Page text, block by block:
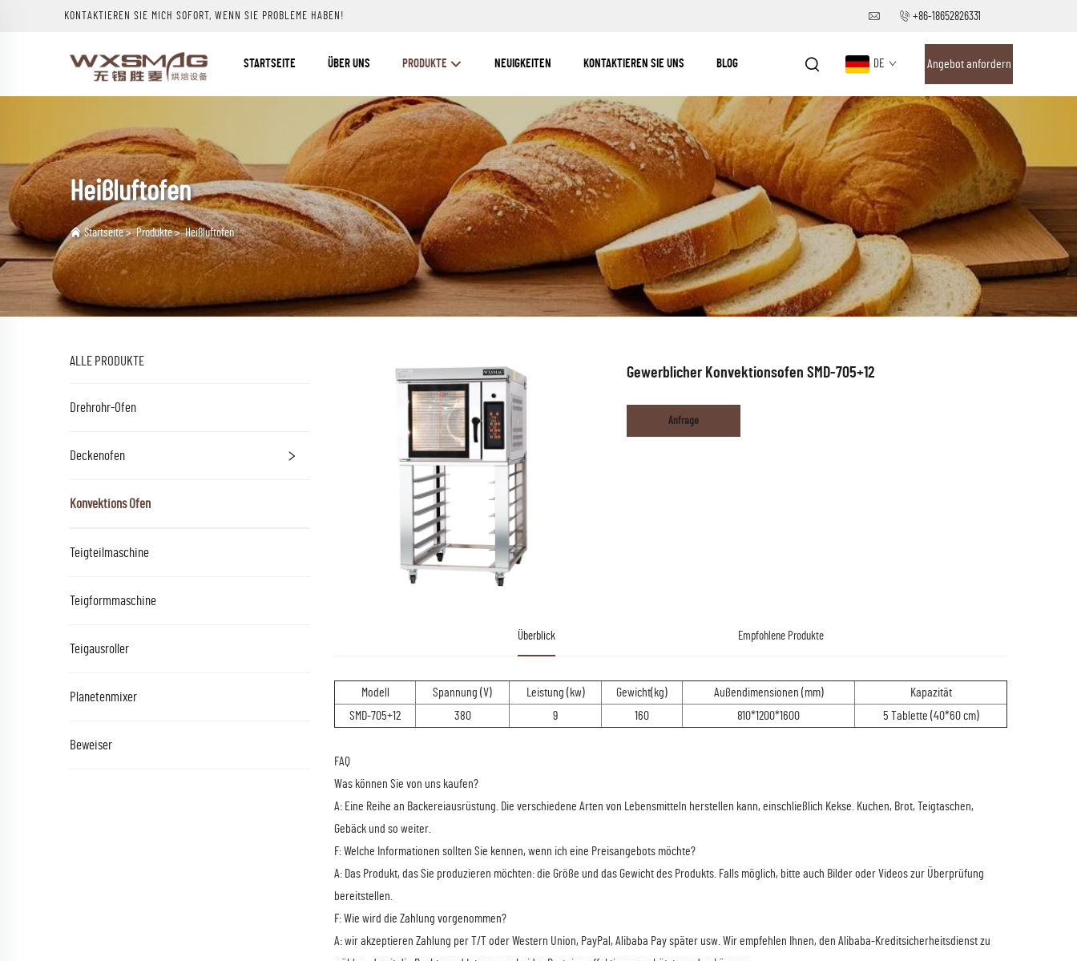
KONTAKTIEREN SIE MICH SOFORT, WENN SIE PROBLEME HABEN! +86-18652826331
STARTSEITE ÜBER UNS PRODUKTE NEUIGKEITEN KONTAKTIEREN SIE UNS BLOG DE Angebot anfordern
Heißluftofen
Startseite>Produkte>Heißluftofen
ALLE PRODUKTE
Drehrohr-Ofen
Deckenofen
Konvektions Ofen
Teigteilmaschine
Teigformmaschine
Teigausroller
Planetenmixer
Beweiser
Gewerblicher Konvektionsofen SMD-705+12
Anfrage
Überblick Empfohlene Produkte
Modell Spannung (V) Leistung (kw) Gewicht(kg) Außendimensionen (mm)
Kapazität
SMD-705+12
380 9 160 810*1200*1600 5 Tablette (40*60 cm)
FAQ
Was können Sie von uns kaufen?
A: Eine Reihe an Backereiausrüstung. Die verschiedene Arten von Lebensmitteln herstellen kann, einschließlich Kekse. Kuchen, Brot, Teigtaschen,
Gebäck und so weiter.
F: Welche Informationen sollten Sie kennen, wenn ich eine Preisangebots möchte?
A: Das Produkt, das Sie produzieren möchten: die Größe und das Gewicht des Produkts. Falls möglich, bitte auch Bilder oder Videos zur Überprüfung
bereitstellen.
F: Wie wird die Zahlung vorgenommen?
A: wir akzeptieren Zahlung per T/T oder Western Union, PayPal, Alibaba Pay später usw. Wir empfehlen Ihnen, den Alibaba-Kreditsicherheitsdienst zu